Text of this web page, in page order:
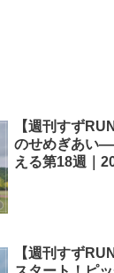
【週刊すず
のせめぎあい
える第18週｜
【週刊すず